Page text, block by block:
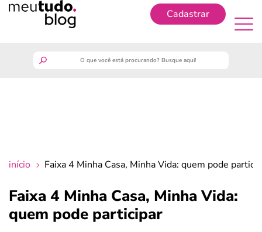
Cadastrar
crédito fácil
início Faixa 4 Minha Casa, Minha Vida: quem pode
Faixa 4 Minha Casa, Minha Vida:
quem pode participar